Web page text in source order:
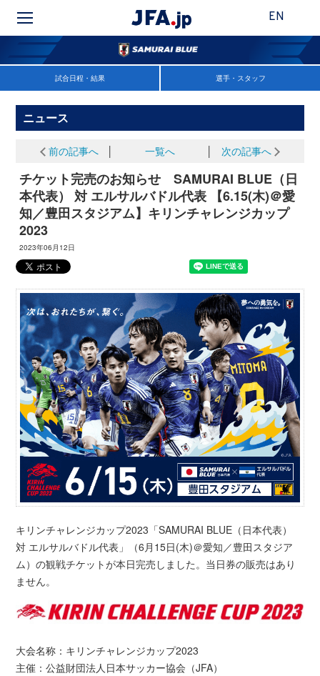
EN
試合日程・結果 選手・スタッフ
ニュース
前の記事へ 一覧へ 次の記事へ
チケット完売のお知らせ SAMURAI BLUE（日
本代表） 対 エルサルバドル代表 【6.15(木)＠愛
知／豊田スタジアム】キリンチャレンジカップ
2023
2023年06月12日
キリンチャレンジカップ2023「SAMURAI BLUE（日本代表）
対 エルサルバドル代表」（6月15日(木)＠愛知／豊田スタジア
ム）の観戦チケットが本日完売しました。当日券の販売はあり
ません。
大会名称：キリンチャレンジカップ2023
主催：公益財団法人日本サッカー協会（JFA）